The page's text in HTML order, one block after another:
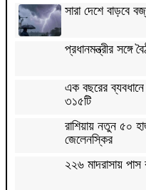
সারা দেশে বাড়বে
প্রধানমন্ত্রীর সঙ্গে
এক বছরের ব্যবধানে
৩১৫টি
রাশিয়ায় নতুন ৫০
জেলেনস্কির
২২৬ মাদরাসায়